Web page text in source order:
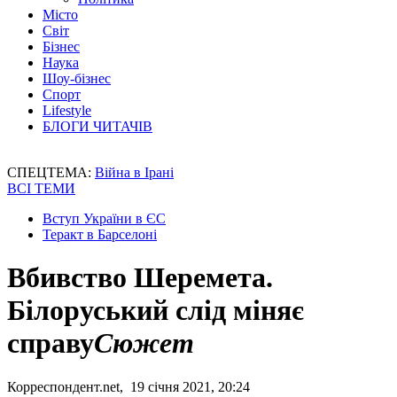
Місто
Світ
Бізнес
Наука
Шоу-бізнес
Спорт
Lifestyle
БЛОГИ ЧИТАЧІВ
СПЕЦТЕМА: Війна в Ірані
ВСІ ТЕМИ
Вступ України в ЄС
Теракт в Барселоні
Вбивство Шеремета.
Білоруський слід міняє
справуСюжет
Корреспондент.net, 19 січня 2021, 20:24